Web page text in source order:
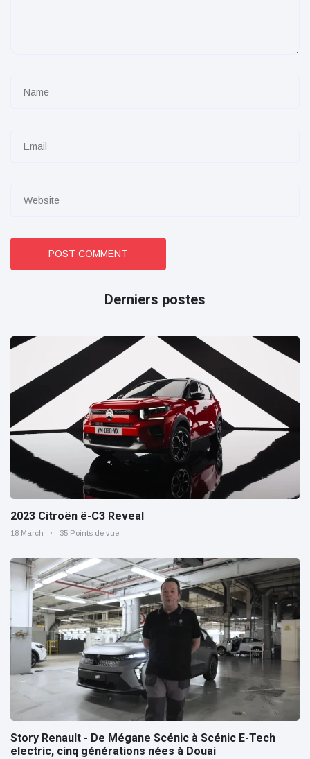
POST COMMENT
Derniers postes
2023 Citroën ë-C3 Reveal
18 March 35 Points de vue
Story Renault - De Mégane Scénic à Scénic E-Tech
electric, cinq générations nées à Douai